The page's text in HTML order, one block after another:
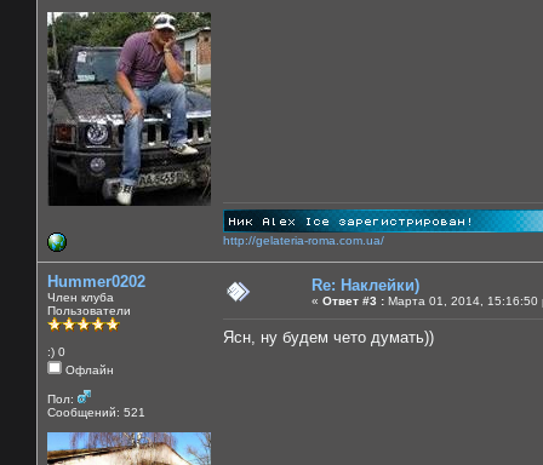
http://gelateria-roma.com.ua/
Hummer0202
Член клуба
Пользователи
:) 0
Офлайн
Пол:
Сообщений: 521
Re: Наклейки)
« Ответ #3 : Марта 01, 2014, 15:16:50
Ясн, ну будем чето думать))